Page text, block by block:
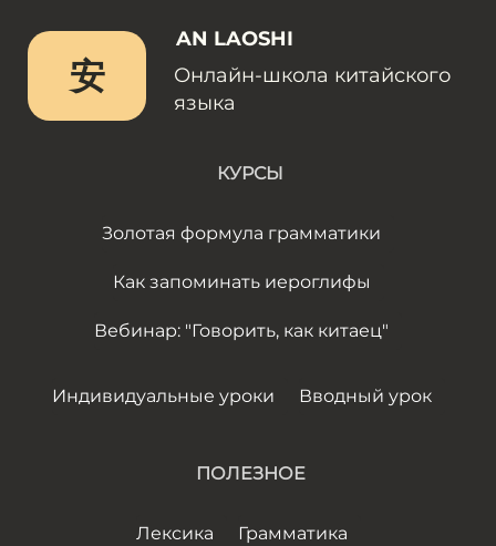
安
AN LAOSHI
Онлайн-школа китайского
языка
КУРСЫ
Золотая формула грамматики
Как запоминать иероглифы
Вебинар: "Говорить, как китаец"
Индивидуальные уроки Вводный урок
ПОЛЕЗНОЕ
Лексика Грамматика